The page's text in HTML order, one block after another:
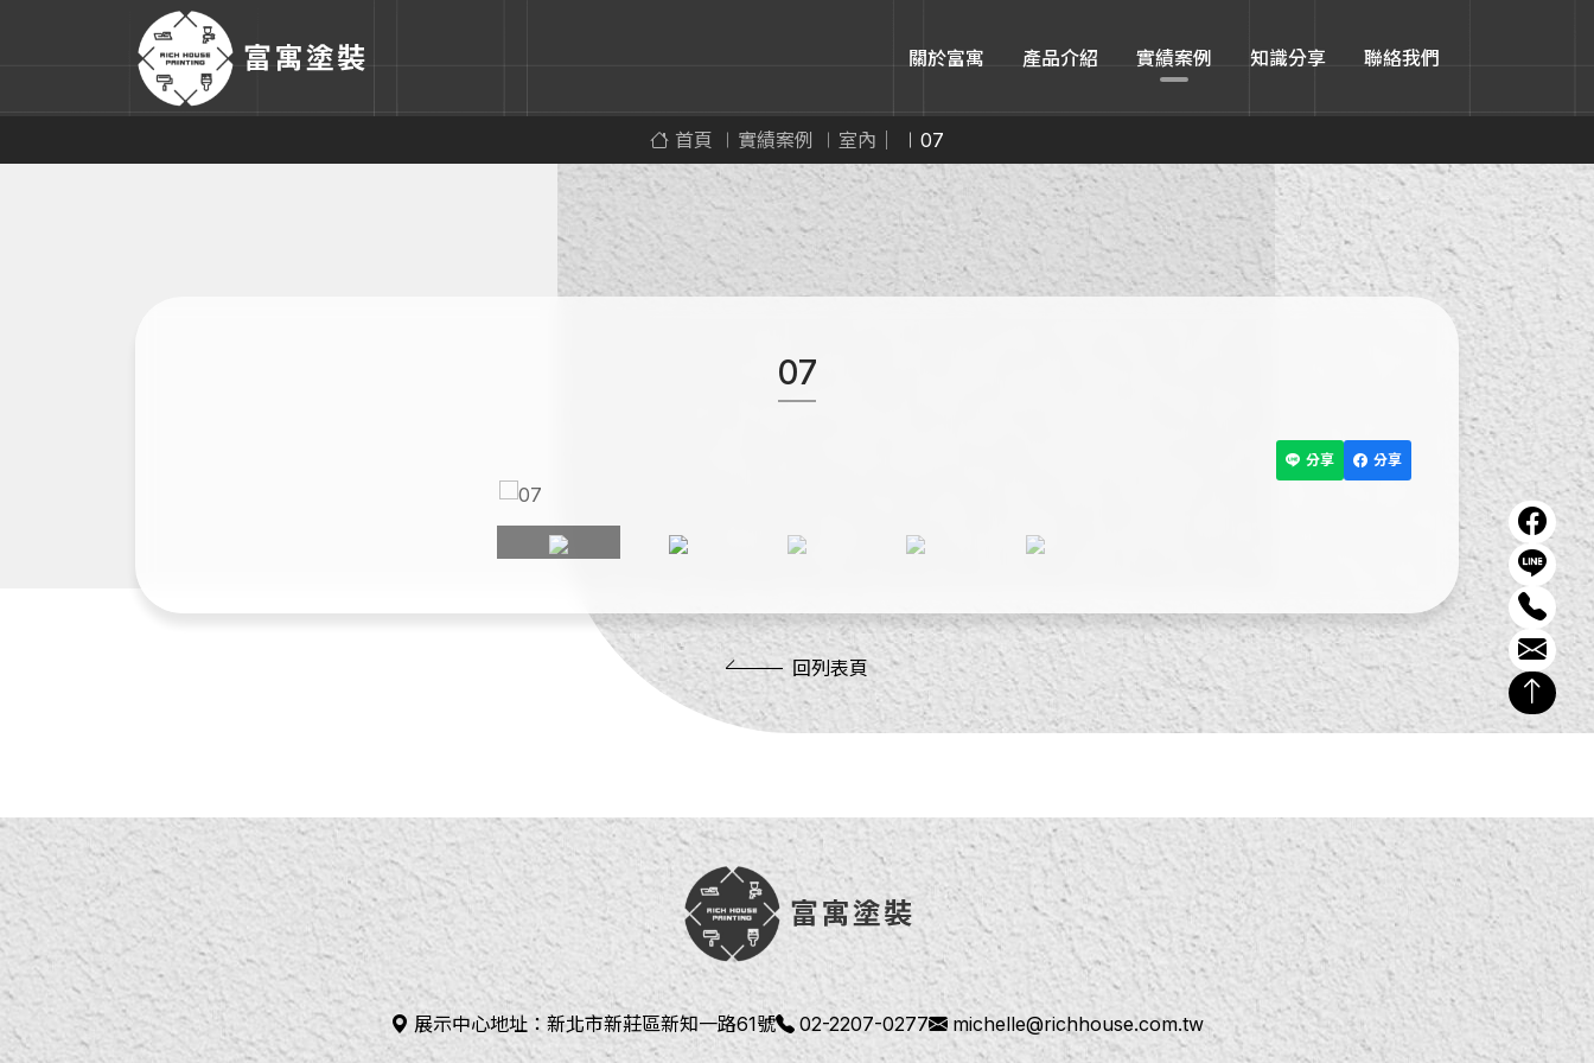
關於富寓 產品介紹 實績案例 知識分享 聯絡我們
首頁 實績案例 室內｜ 07
07
分享 分享
回列表頁
展示中心地址： 新北市新莊區新知一路61號 02-2207-0277 michelle@richhouse.com.tw